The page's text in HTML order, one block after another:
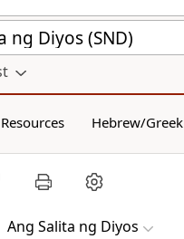
ng Diyos (SND)
Resources Hebrew/Greek
Ang Salita ng Diyos